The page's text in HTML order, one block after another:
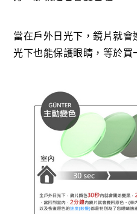
當在戶外日光下，鏡片就
光下也能保護眼睛，等於買